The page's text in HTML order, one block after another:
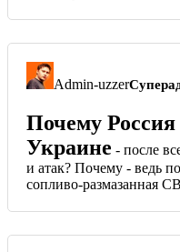
Admin-uzzer
Почему Россия
Украине - после
и атак? Почему - ведь
сопливо-размазанная